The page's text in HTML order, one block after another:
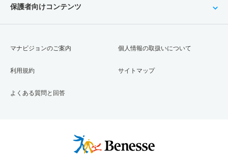
保護者向けコンテンツ
マナビジョンのご案内
利用規約
よくある質問と回答
個人情報の取扱いについて
サイトマップ